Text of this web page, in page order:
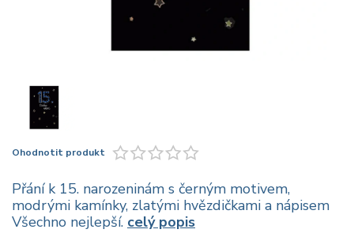
Ohodnotit produkt
Přání k 15. narozeninám s černým motivem,
modrými kamínky, zlatými hvězdičkami a nápisem
Všechno nejlepší. celý popis